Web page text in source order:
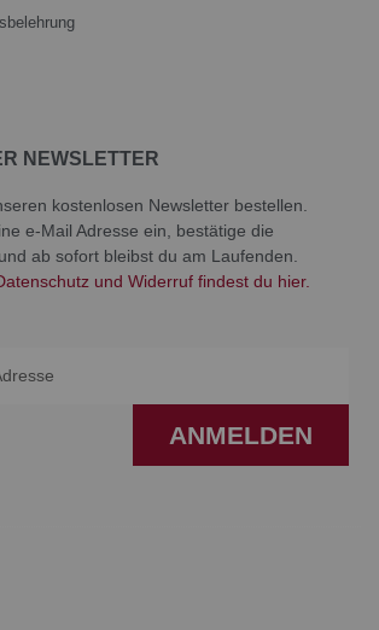
NEWSLETTER
kostenlosen Newsletter bestellen.
e-Mail Adresse ein, bestätige die
ab sofort bleibst du am Laufenden.
und Widerruf findest du hier.
ANMELDEN